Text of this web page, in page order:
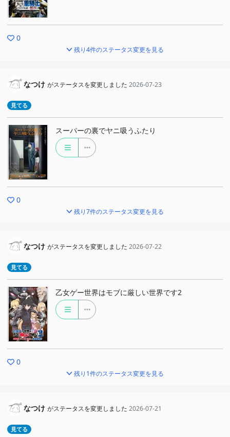
0
残り4件のステータス変更を見る
なつけ がステータスを変更しました 2026-07-23
見てる
スーパーの裏でヤニ吸うふたり
0
残り7件のステータス変更を見る
なつけ がステータスを変更しました 2026-07-22
見てる
乙女ゲー世界はモブに厳しい世界です2
0
残り1件のステータス変更を見る
なつけ がステータスを変更しました 2026-07-21
見てる